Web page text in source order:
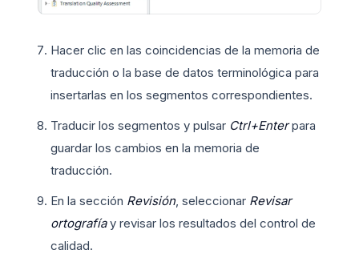
Hacer clic en las coincidencias de la memoria de
traducción o la base de datos terminológica para
insertarlas en los segmentos correspondientes.
Traducir los segmentos y pulsar Ctrl+Enterpara
guardar los cambios en la memoria de
traducción.
En la sección Revisión, seleccionar Revisar
ortografíay revisar los resultados del control de
calidad.